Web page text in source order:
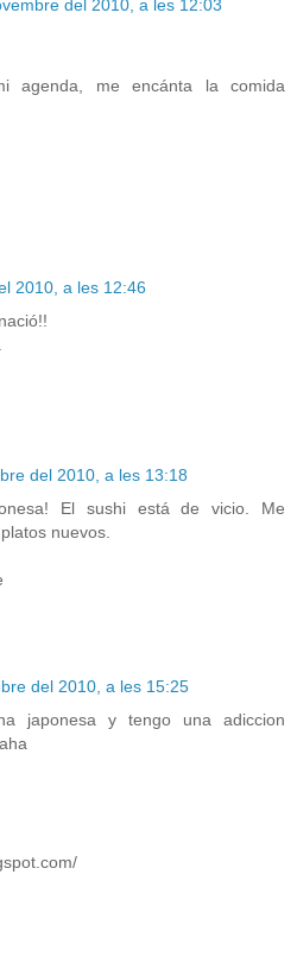
del 2010, a les 12:03
agenda, me encánta la comida
2010, a les 12:46
del 2010, a les 13:18
El sushi está de vicio. Me
nuevos.
del 2010, a les 15:25
japonesa y tengo una adiccion